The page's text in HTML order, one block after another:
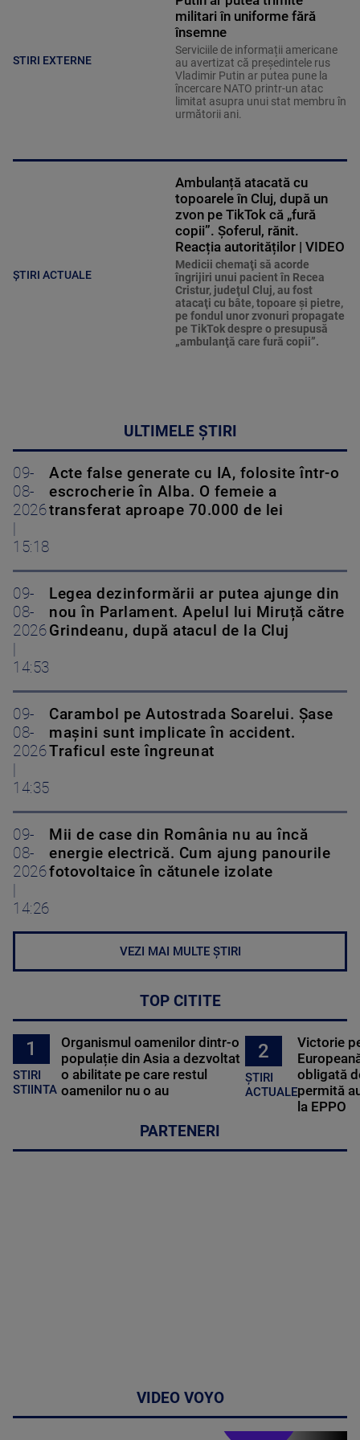
STIRI EXTERNE
militari în uniforme fără
însemne
Serviciile de informații americane
au avertizat că președintele rus
Vladimir Putin ar putea pune la
încercare NATO printr-un atac
limitat asupra unui stat membru în
următorii ani.
ȘTIRI ACTUALE
Ambulanță atacată cu
topoarele în Cluj, după un
zvon pe TikTok că „fură
copii”. Șoferul, rănit.
Reacția autorităților | VIDEO
Medicii chemaţi să acorde
îngrijiri unui pacient în Recea
Cristur, judeţul Cluj, au fost
atacaţi cu bâte, topoare şi pietre,
pe fondul unor zvonuri propagate
pe TikTok despre o presupusă
„ambulanţă care fură copii”.
ULTIMELE ȘTIRI
09-
08-
2026
|
15:18
Acte false generate cu IA, folosite într-o
escrocherie în Alba. O femeie a
transferat aproape 70.000 de lei
09-
08-
2026
|
14:53
Legea dezinformării ar putea ajunge din
nou în Parlament. Apelul lui Miruță către
Grindeanu, după atacul de la Cluj
09-
08-
2026
|
14:35
Carambol pe Autostrada Soarelui. Șase
mașini sunt implicate în accident.
Traficul este îngreunat
09-
08-
2026
|
14:26
Mii de case din România nu au încă
energie electrică. Cum ajung panourile
fotovoltaice în cătunele izolate
VEZI MAI MULTE ȘTIRI
TOP CITITE
1
STIRI
STIINTA
Organismul oamenilor dintr-o
populație din Asia a dezvoltat
o abilitate pe care restul
oamenilor nu o au
2
ȘTIRI
ACTUALE
Victorie
obligată
permită
la EPPO
PARTENERI
VIDEO VOYO